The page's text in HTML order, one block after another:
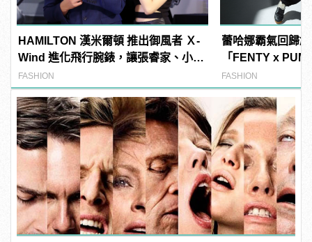
HAMILTON 漢米爾頓 推出御風者 Ｘ-
Wind 進化飛行腕錶，讓張睿家、小茉
莉帶你一起遨遊天際！
FASHION
蕾哈娜霸氣回歸
「FENTY x
限量發售
FASHION